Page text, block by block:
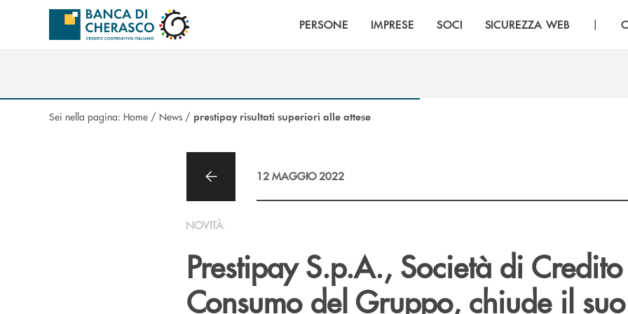
Salta al contenuto principale
PERSONE IMPRESE SOCI SICUREZZA WEB |
Sei nella pagina: Home / News / prestipay risultati superiori alle attese
12 MAGGIO 2022
NOVITÀ
Prestipay S.p.A., Società di
Consumo del Gruppo, chiude il